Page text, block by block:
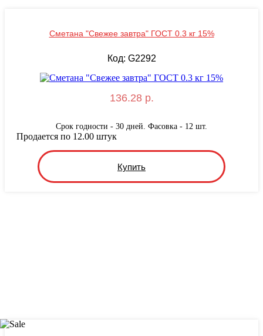
Сметана "Свежее завтра" ГОСТ 0.3 кг 15%
Код: G2292
136.28 р.
Срок годности - 30 дней. Фасовка - 12 шт.
Купить
Продается по 12.00 штук